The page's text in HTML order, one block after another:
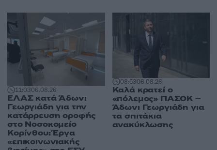
11:0306.08.26
ΕΛΑΣ κατά Άδωνι
Γεωργιάδη για την
κατάρρευση οροφής
στο Νοσοκομείο
Κορίνθου: Έργα
«επικοινωνιακής
08:5306.08.26
Καλά κρατεί ο
«πόλεμος» ΠΑΣΟΚ –
Άδωνι Γεωργιάδη για
τα σπιτάκια
ανακύκλωσης